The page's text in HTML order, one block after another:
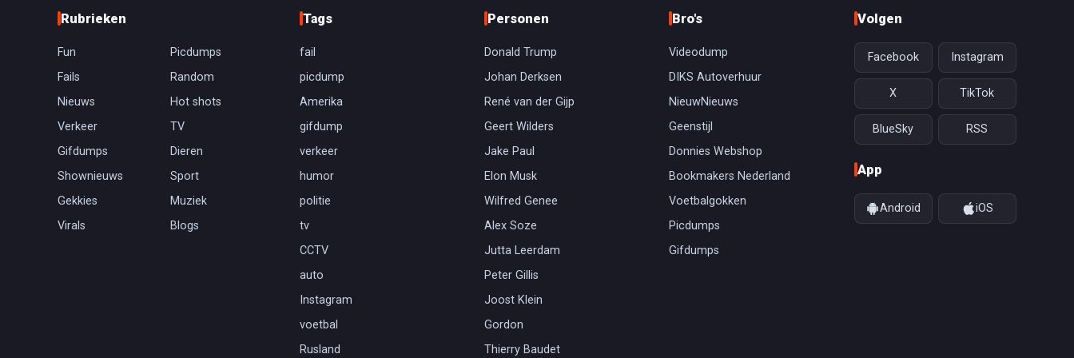
Rubrieken
Fun
Picdumps
Fails
Random
Nieuws
Hot shots
Verkeer
TV
Gifdumps
Dieren
Shownieuws
Sport
Gekkies
Muziek
Virals
Blogs
Tags
fail
picdump
Amerika
gifdump
verkeer
humor
politie
tv
CCTV
auto
Instagram
voetbal
Rusland
Personen
Donald Trump
Johan Derksen
René van der Gijp
Geert Wilders
Jake Paul
Elon Musk
Wilfred Genee
Alex Soze
Jutta Leerdam
Peter Gillis
Joost Klein
Gordon
Thierry Baudet
Bro's
Videodump
DIKS Autoverhuur
NieuwNieuws
Geenstijl
Donnies Webshop
Bookmakers Nederland
Voetbalgokken
Picdumps
Gifdumps
Volgen
Facebook Instagram
X TikTok
BlueSky RSS
App
Android iOS